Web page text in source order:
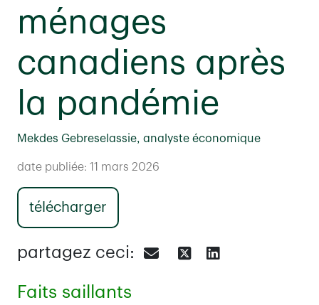
ménages
canadiens après
la pandémie
Mekdes Gebreselassie, analyste économique
date publiée: 11 mars 2026
télécharger
partagez ceci:
Faits saillants